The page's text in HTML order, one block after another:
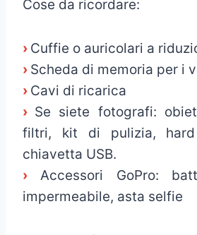
Cose da ricordare:
› Cuffie o auricolari a
› Scheda di memoria per i
› Cavi di ricarica
› Se siete fotografi:
filtri, kit di pulizia, hard
chiavetta USB.
› Accessori GoPro:
impermeabile, asta selfie